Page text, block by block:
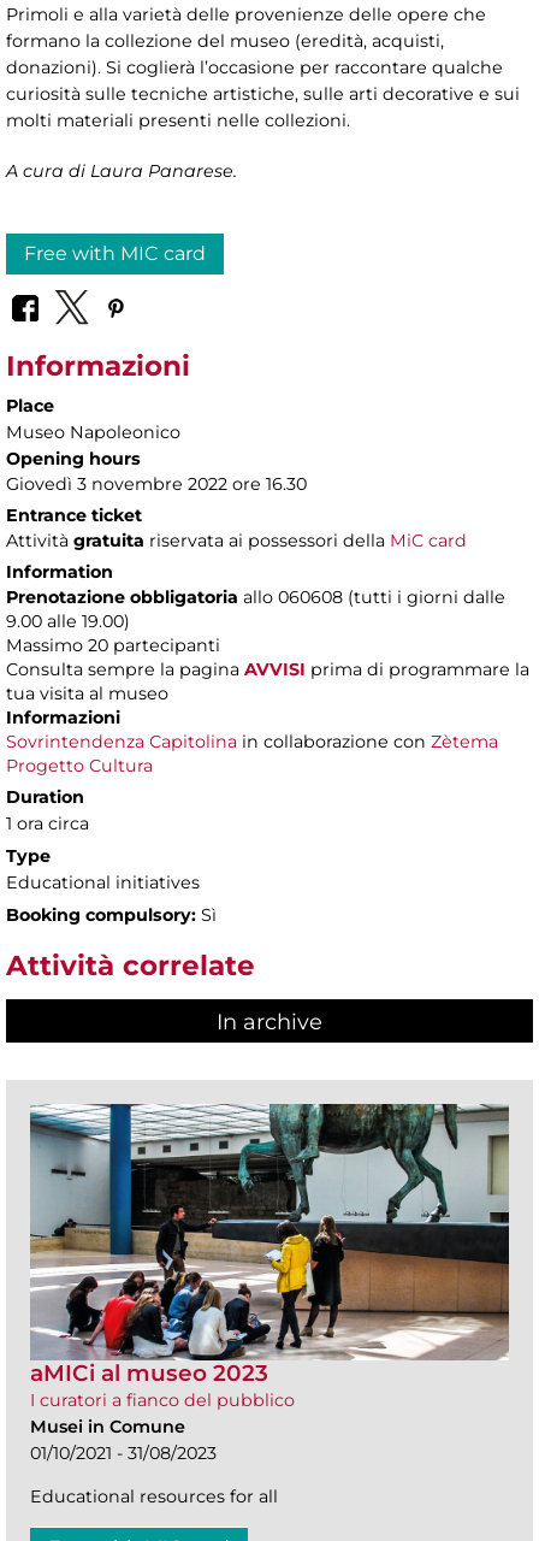
Primoli e alla varietà delle provenienze delle opere che
formano la collezione del museo (eredità, acquisti,
donazioni). Si coglierà l’occasione per raccontare qualche
curiosità sulle tecniche artistiche, sulle arti decorative e sui
molti materiali presenti nelle collezioni.
A cura di Laura Panarese.
Free with MIC card
Informazioni
Place
Museo Napoleonico
Opening hours
Giovedì 3 novembre 2022 ore 16.30
Entrance ticket
Attività gratuita riservata ai possessori della MiC card
Information
Prenotazione obbligatoria allo 060608 (tutti i giorni dalle
9.00 alle 19.00)
Massimo 20 partecipanti
Consulta sempre la pagina AVVISI prima di programmare la
tua visita al museo
Informazioni
Sovrintendenza Capitolina in collaborazione con Zètema
Progetto Cultura
Duration
1 ora circa
Type
Educational initiatives
Booking compulsory: Sì
Attività correlate
In archive
aMICi al museo 2023
I curatori a fianco del pubblico
Musei in Comune
01/10/2021 - 31/08/2023
Educational resources for all